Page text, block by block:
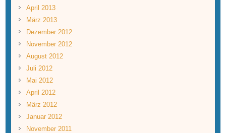
April 2013
März 2013
Dezember 2012
November 2012
August 2012
Juli 2012
Mai 2012
April 2012
März 2012
Januar 2012
November 2011